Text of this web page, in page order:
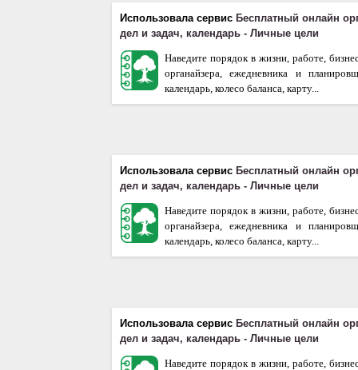
Использовала сервис Бесплатный онлайн
дел и задач, календарь - Личные цели
Наведите порядок в жизни, работе,
органайзера, ежедневника и
календарь, колесо баланса, карту...
Использовала сервис Бесплатный онлайн
дел и задач, календарь - Личные цели
Наведите порядок в жизни, работе,
органайзера, ежедневника и
календарь, колесо баланса, карту...
Использовала сервис Бесплатный онлайн
дел и задач, календарь - Личные цели
Наведите порядок в жизни, работе,